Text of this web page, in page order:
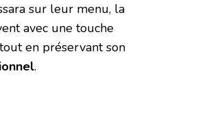
sur leur menu, la
avec une touche
en préservant son
.